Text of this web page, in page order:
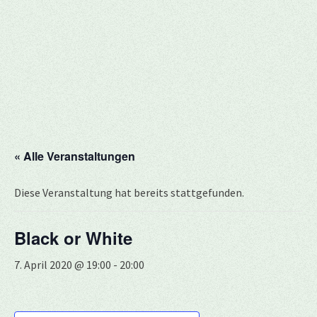
« Alle Veranstaltungen
Diese Veranstaltung hat bereits stattgefunden.
Black or White
7. April 2020 @ 19:00 - 20:00